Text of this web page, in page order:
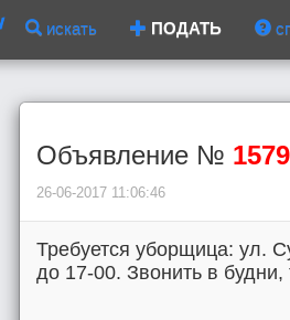
искать ПОДАТЬ
Объявление №
26-06-2017 11:06:46
Требуется уборщица: ул.
до 17-00. Звонить в будни,